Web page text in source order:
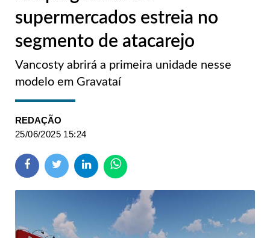
supermercados estreia no
segmento de atacarejo
Vancosty abrirá a primeira unidade nesse
modelo em Gravataí
REDAÇÃO
25/06/2025 15:24